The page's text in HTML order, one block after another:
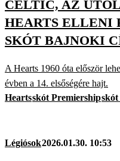
CELTIC, AZ
HEARTS ELLENI
SKÓT BAJNOKI
A Hearts 1960 óta először
évben a 14. elsőségére hajt.
Heartsskót Premiership
Légiósok2026.01.30. 10:53